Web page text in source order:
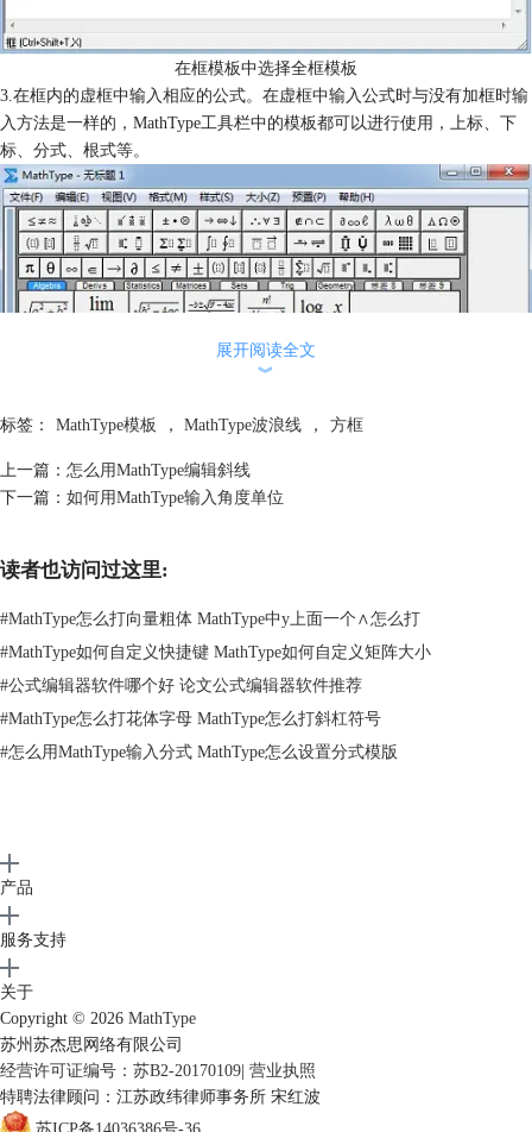
在框模板中选择全框模板
3.在框内的虚框中输入相应的公式。在虚框中输入公式时与没有加框时输
入方法是一样的，MathType工具栏中的模板都可以进行使用，上标、下
标、分式、根式等。
提示：也可以在全部编辑好公式后，将要编辑的公式选中，再使用全框模
序根据自己的习惯来选择就可以了。
以上内容向大家介绍了MathType公式加框的编辑方法，其实操作步骤非
了，没有复杂的操作。在使用MathType编辑公式的时候，很多时候需要
对模板进行熟悉，只有熟悉了有哪些模板后还能对它们进行熟练得应用，
尤其是需要对MathType模板组合应用的时候，就更需要一定的技巧了，
展开阅读全文
︾
标签： MathType模板 ， MathType波浪线 ， 方框
上一篇： 怎么用MathType编辑斜线
下一篇： 如何用MathType输入角度单位
读者也访问过这里:
#MathType怎么打向量粗体 MathType中y上面一个∧怎么打
#MathType如何自定义快捷键 MathType如何自定义矩阵大小
#公式编辑器软件哪个好 论文公式编辑器软件推荐
#MathType怎么打花体字母 MathType怎么打斜杠符号
#怎么用MathType输入分式 MathType怎么设置分式模版
产品
服务支持
关于
Copyright © 2026 MathType
苏州苏杰思网络有限公司
经营许可证编号：苏B2-20170109 营业执照
特聘法律顾问：江苏政纬律师事务所 宋红波